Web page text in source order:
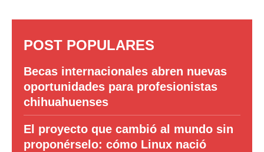
POST POPULARES
Becas internacionales abren nuevas
oportunidades para profesionistas
chihuahuenses
El proyecto que cambió al mundo sin
proponérselo: cómo Linux nació